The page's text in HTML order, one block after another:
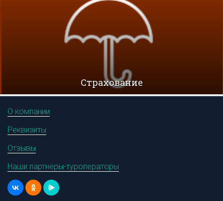
Cтрахование
О компании
Реквизиты
Отзывы
Наши партнёры-туроператоры